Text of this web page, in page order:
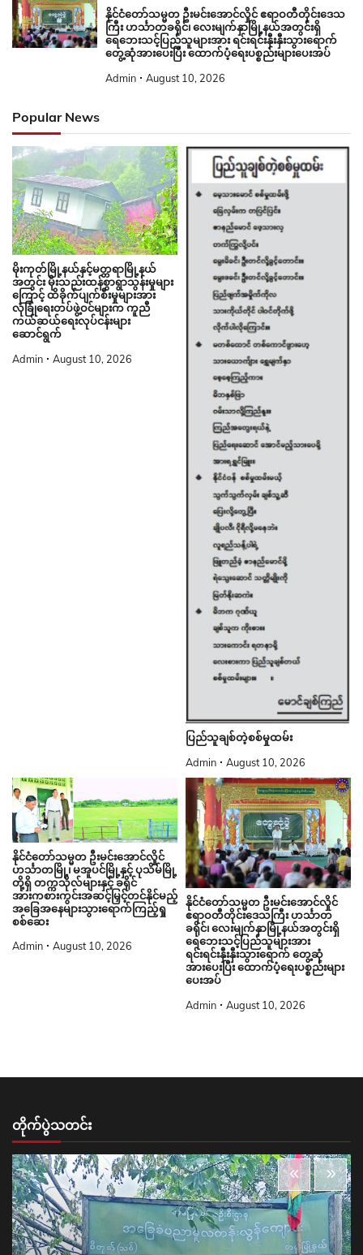
နိုင်ငံတော်သမ္မတ ဦးမင်းအောင်လှိုင် ဧရာဝတီတိုင်းဒေသ
ကြီး ဟင်္သာတခရိုင်၊ လေးမျက်နှာမြို့နယ်အတွင်းရှိ
ရေဘေးသင့်ပြည်သူများအား ရင်းရင်းနှီးနှီးသွားရောက်
တွေ့ဆုံအားပေးပြီး ထောက်ပံ့ရေးပစ္စည်းများပေးအပ်
Admin August 10, 2026
Popular News
မိုးကုတ်မြို့နယ်နှင့်မတ္တရာမြို့နယ်
အတွင်း မိုးသည်းထန်စွာရွာသွန်းမှုများ
ကြောင့် ထိခိုက်ပျက်စီးမှုများအား
လုံခြုံရေးတပ်ဖွဲ့ဝင်များက ကူညီ
ကယ်ဆယ်ရေးလုပ်ငန်းများ
ဆောင်ရွက်
Admin August 10, 2026
ပြည်သူချစ်တဲ့စစ်မှုထမ်း
Admin August 10, 2026
နိုင်ငံတော်သမ္မတ ဦးမင်းအောင်လှိုင်
ဟင်္သာတမြို့၊ မအူပင်မြို့နှင့် ပုသိမ်မြို့
တို့ရှိ တက္ကသိုလ်များနှင့် ခရိုင်
အားကစားကွင်းအဆင့်မြှင့်တင်နိုင်မည့်
အခြေအနေများသွားရောက်ကြည့်ရှု
စစ်ဆေး
Admin August 10, 2026
နိုင်ငံတော်သမ္မတ ဦးမင်းအောင်လှိုင်
ဧရာဝတီတိုင်းဒေသကြီး ဟင်္သာတ
ခရိုင်၊ လေးမျက်နှာမြို့နယ်အတွင်းရှိ
ရေဘေးသင့်ပြည်သူများအား
ရင်းရင်းနှီးနှီးသွားရောက် တွေ့ဆုံ
အားပေးပြီး ထောက်ပံ့ရေးပစ္စည်းများ
ပေးအပ်
Admin August 10, 2026
တိုက်ပွဲသတင်း